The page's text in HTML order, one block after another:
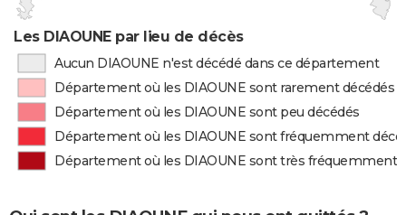
Les DIAOUNE par lieu de décès
Aucun DIAOUNE n'est décédé dans ce département
Département où les DIAOUNE sont rarement décédés
Département où les DIAOUNE sont peu décédés
Département où les DIAOUNE sont fréquemment
Département où les DIAOUNE sont très fréquemment